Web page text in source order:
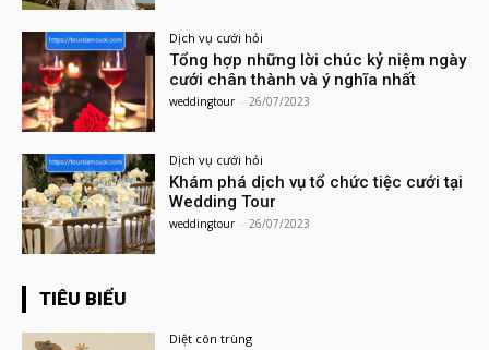
Dịch vụ cưới hỏi
Tổng hợp những lời chúc kỷ niệm ngày
cưới chân thành và ý nghĩa nhất
weddingtour - 26/07/2023
Dịch vụ cưới hỏi
Khám phá dịch vụ tổ chức tiệc cưới tại
Wedding Tour
weddingtour - 26/07/2023
TIÊU BIỂU
Diệt côn trùng